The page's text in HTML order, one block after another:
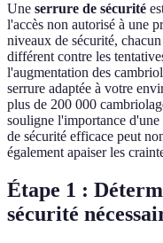
Une serrure de sécurité
l'accès non autorisé à une
niveaux de sécurité,
différent contre les
l'augmentation des
serrure adaptée à votre
plus de 200 000
souligne l'importance
de sécurité efficace peut
également apaiser les
Étape 1 :
sécurité